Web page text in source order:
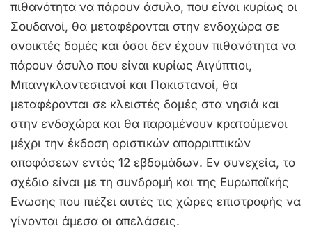
πιθανότητα να πάρουν άσυλο, που είναι κυρίως οι
Σουδανοί, θα μεταφέρονται στην ενδοχώρα σε
ανοικτές δομές και όσοι δεν έχουν πιθανότητα να
πάρουν άσυλο που είναι κυρίως Αιγύπτιοι,
Μπανγκλαντεσιανοί και Πακιστανοί, θα
μεταφέρονται σε κλειστές δομές στα νησιά και
στην ενδοχώρα και θα παραμένουν κρατούμενοι
μέχρι την έκδοση οριστικών απορριπτικών
αποφάσεων εντός 12 εβδομάδων. Εν συνεχεία, το
σχέδιο είναι με τη συνδρομή και της Ευρωπαϊκής
Ενωσης που πιέζει αυτές τις χώρες επιστροφής να
γίνονται άμεσα οι απελάσεις.